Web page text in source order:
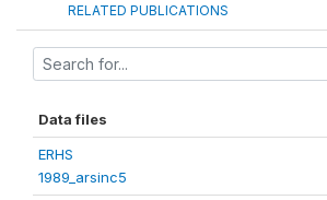
RELATED PUBLICATIONS
Data files
ERHS
1989_arsinc5